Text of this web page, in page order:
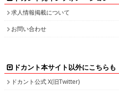
ドカント本サイト以外にこちらも
検索キーワード一覧